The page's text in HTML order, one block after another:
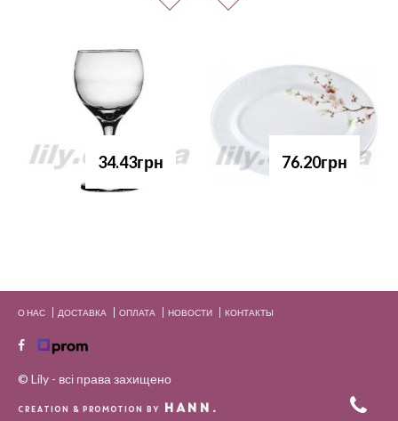
34.43грн 76.20грн
О НАС ДОСТАВКА ОПЛАТА НОВОСТИ КОНТАКТЫ
© Lily - всі права захищено
CREATION & PROMOTION BY HANN.